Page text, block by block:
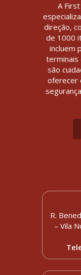
A
direção,
de 1000
incluem
terminais
são
oferecer
R.
– Vila